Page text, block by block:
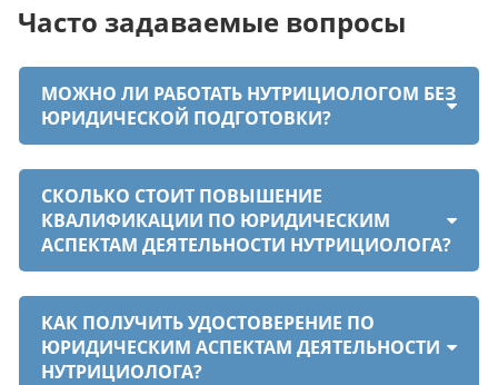
Часто задаваемые вопросы
МОЖНО ЛИ РАБОТАТЬ НУТРИЦИОЛОГОМ БЕЗ
ЮРИДИЧЕСКОЙ ПОДГОТОВКИ?
СКОЛЬКО СТОИТ ПОВЫШЕНИЕ
КВАЛИФИКАЦИИ ПО ЮРИДИЧЕСКИМ
АСПЕКТАМ ДЕЯТЕЛЬНОСТИ НУТРИЦИОЛОГА?
КАК ПОЛУЧИТЬ УДОСТОВЕРЕНИЕ ПО
ЮРИДИЧЕСКИМ АСПЕКТАМ ДЕЯТЕЛЬНОСТИ
НУТРИЦИОЛОГА?